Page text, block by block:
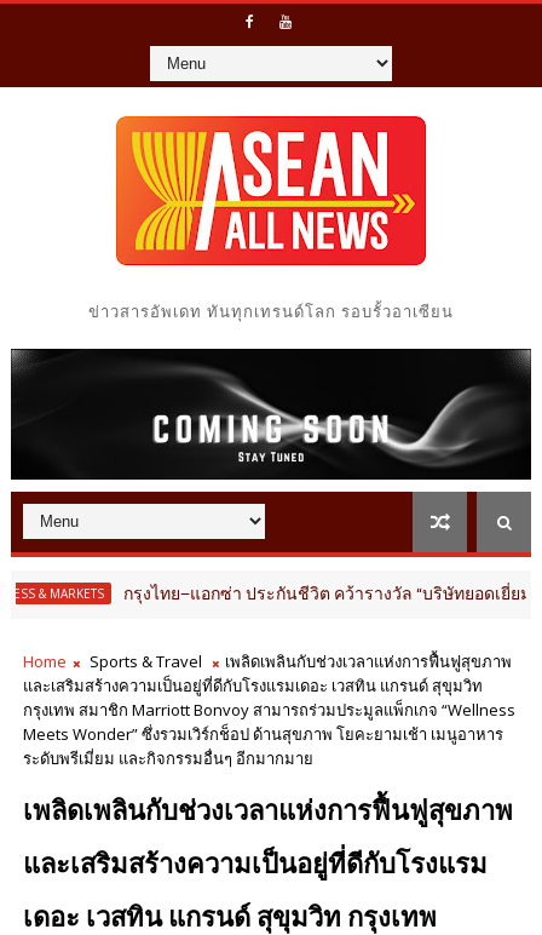
ข่าวสารอัพเดท ทันทุกเทรนด์โลก รอบรั้วอาเซียน
กรุงไทย–แอกซ่า ประกันชีวิต คว้ารางวัล “บริษัทยอดเยี่ยมด้านประกัน
Home Sports & Travel
เพลิดเพลินกับช่วงเวลาแห่งการฟื้นฟูสุขภาพ
และเสริมสร้างความเป็นอยู่ที่ดีกับโรงแรมเดอะ เวสทิน แกรนด์ สุขุมวิท
กรุงเทพ สมาชิก Marriott Bonvoy สามารถร่วมประมูลแพ็กเกจ “Wellness
Meets Wonder” ซึ่งรวมเวิร์กช็อป ด้านสุขภาพ โยคะยามเช้า เมนูอาหาร
ระดับพรีเมี่ยม และกิจกรรมอื่นๆ อีกมากมาย
เพลิดเพลินกับช่วงเวลาแห่งการฟื้นฟูสุขภาพ
และเสริมสร้างความเป็นอยู่ที่ดีกับโรงแรม
เดอะ เวสทิน แกรนด์ สุขุมวิท กรุงเทพ